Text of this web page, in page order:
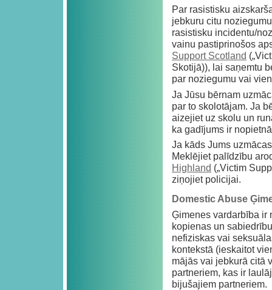
Par rasistisku
jebkuru citu
rasistisku incidentu/
vainu pastiprinošos
Support Scotland
Skotijā)), lai saņemtu
par noziegumu vai
Ja Jūsu bērnam
par to skolotājam. Ja
aizejiet uz skolu un
ka gadījums ir
Ja kāds Jums
Meklējiet palīdzību
Highland („Victim
ziņojiet policijai.
Domestic Abuse
Ģimenes vardarbība ir
kopienas un
nefiziskas vai
kontekstā (ieskaitot
mājās vai jebkurā citā
partneriem, kas ir
bijušajiem partneriem.